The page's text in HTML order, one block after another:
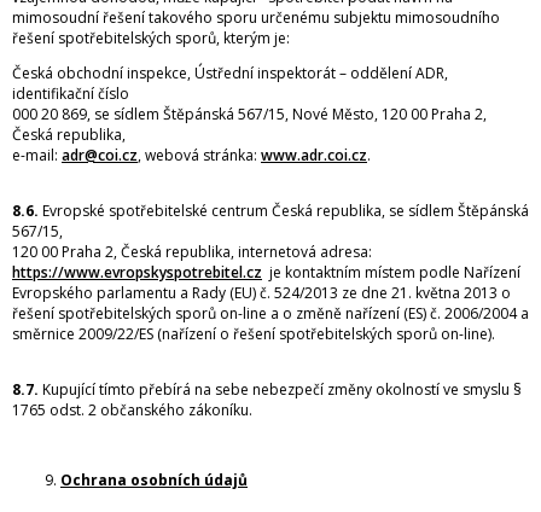
mimosoudní řešení takového sporu určenému subjektu mimosoudního
řešení spotřebitelských sporů, kterým je:
Česká obchodní inspekce, Ústřední inspektorát – oddělení ADR,
identifikační číslo
000 20 869, se sídlem Štěpánská 567/15, Nové Město, 120 00 Praha 2,
Česká republika,
e-mail: adr@coi.cz, webová stránka: www.adr.coi.cz.
8.6. Evropské spotřebitelské centrum Česká republika, se sídlem Štěpánská
567/15,
120 00 Praha 2, Česká republika, internetová adresa:
https://www.evropskyspotrebitel.cz je kontaktním místem podle Nařízení
Evropského parlamentu a Rady (EU) č. 524/2013 ze dne 21. května 2013 o
řešení spotřebitelských sporů on-line a o změně nařízení (ES) č. 2006/2004 a
směrnice 2009/22/ES (nařízení o řešení spotřebitelských sporů on-line).
8.7. Kupující tímto přebírá na sebe nebezpečí změny okolností ve smyslu §
1765 odst. 2 občanského zákoníku.
Ochrana osobních údajů